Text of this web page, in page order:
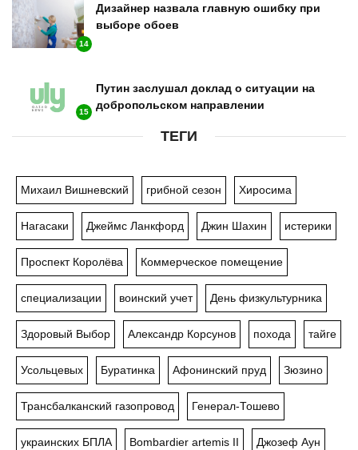
14
Дизайнер назвала главную ошибку при
выборе обоев
15
Путин заслушал доклад о ситуации на
добропольском направлении
ТЕГИ
Михаил Вишневский грибной сезон Хиросима
Нагасаки Джеймс Ланкфорд Джин Шахин истерики
Проспект Королёва Коммерческое помещение
специализации воинский учет День физкультурника
Здоровый Выбор Александр Корсунов похода тайге
Усольцевых Буратинка Афонинский пруд Зюзино
Трансбалканский газопровод Генерал-Тошево
украинских БПЛА Bombardier artemis II Джозеф Аун